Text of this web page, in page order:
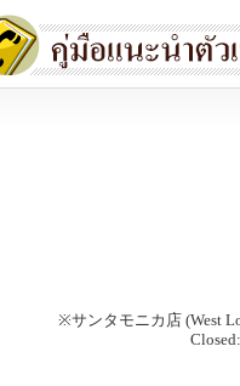
※サンタモニカ店 (West